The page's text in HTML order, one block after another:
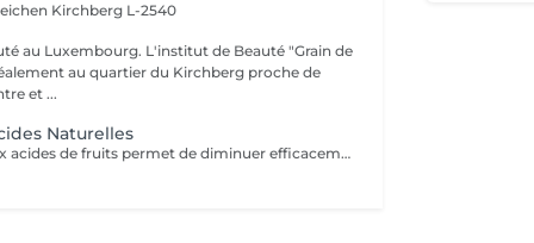
Kirchberg L-2540
au Luxembourg. L'institut de Beauté "Grain de
au quartier du Kirchberg proche de
et ...
Naturelles
Ce traitement aux acides de fruits permet de diminuer efficacement et en profondeur les imperfections telle que les cicatrices, les boutons, les tâches pigmentaires, les rides et ridules ect. Il est parfaitement adapté à tous les types de peaux même les plus sensibles ! Ce traitement va permettre d'accélérer le renouvellement cellulaire, atténuer les signes de l'âge afin de retrouver une peau neuve et lisse ainsi qu'un teint éclatant. Il est composé de 5 formulations différentes d'acides de fruits à 30%.